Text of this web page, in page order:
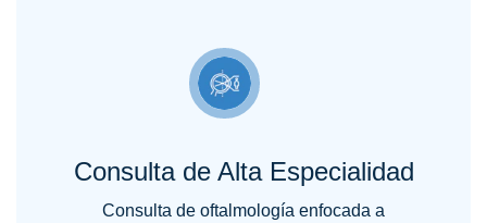
Consulta de Alta Especialidad
Consulta de oftalmología enfocada a